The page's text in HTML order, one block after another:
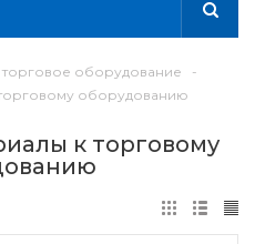
торговое оборудование
-
оборудованию
к торговому